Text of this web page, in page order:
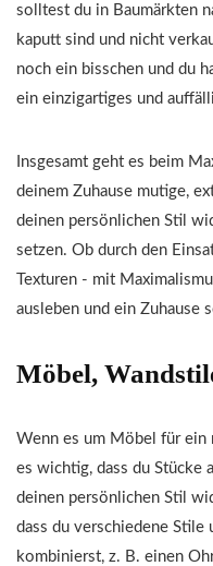
solltest du in Baumärkten
kaputt sind und nicht
noch ein bisschen und du
ein einzigartiges und
Insgesamt geht es beim
deinem Zuhause mutige,
deinen persönlichen Stil
setzen. Ob durch den
Texturen - mit
ausleben und ein Zuhause
Möbel,
Wenn es um Möbel für ein
es wichtig, dass du Stücke
deinen persönlichen Stil
dass du verschiedene Stile
kombinierst, z. B. einen